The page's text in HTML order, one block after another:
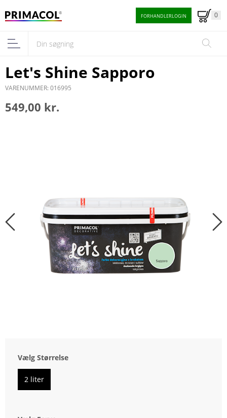
FORHANDLERLOGIN 0
Let's Shine Sapporo
VARENUMMER: 016995
549,00 kr.
Vælg Størrelse
2 liter